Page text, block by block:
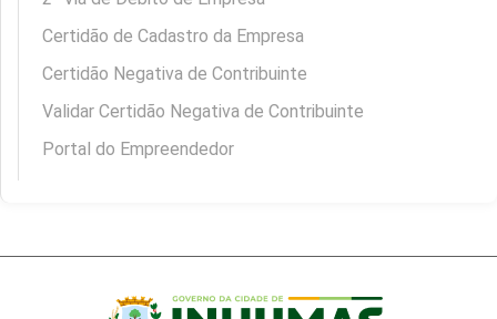
Certidão de Cadastro da Empresa
Certidão Negativa de Contribuinte
Validar Certidão Negativa de Contribuinte
Portal do Empreendedor